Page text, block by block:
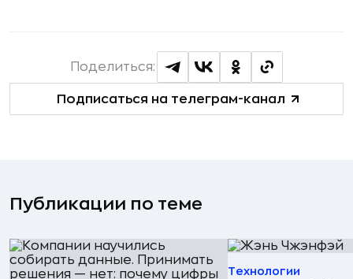
Подписаться на телеграм-канал
Поделиться:
Публикации по теме
Технологии